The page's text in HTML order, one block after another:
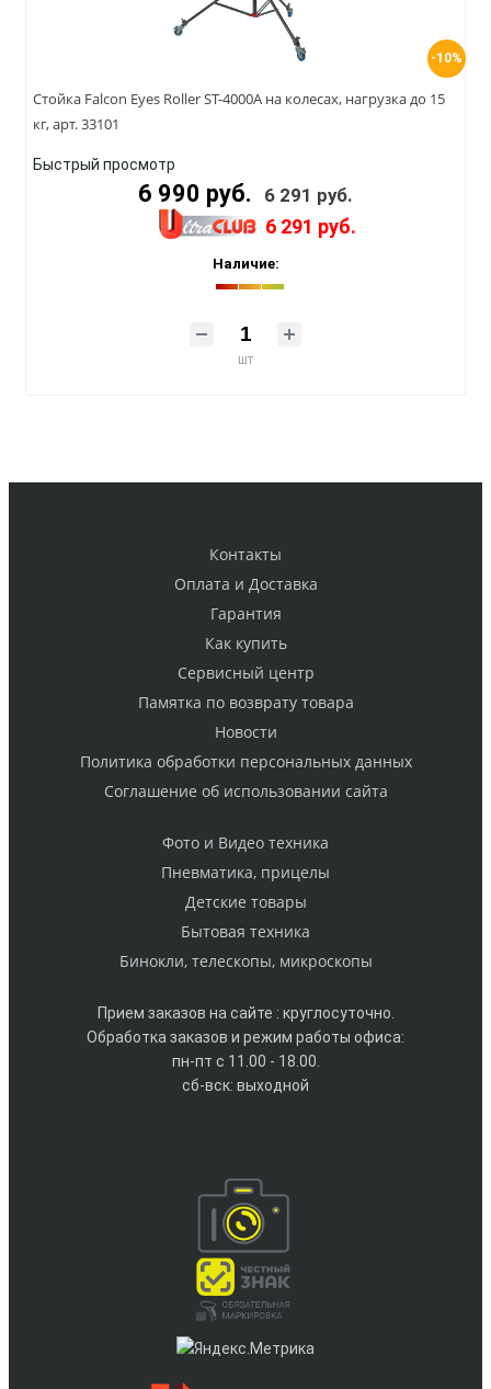
-10%
Стойка Falcon Eyes Roller ST-4000A на колесах, нагрузка до 15
кг, арт. 33101
Быстрый просмотр
6 990 руб. 6 291 руб.
6 291 руб.
Наличие:
шт
Контакты
Оплата и Доставка
Гарантия
Как купить
Cервисный центр
Памятка по возврату товара
Новости
Политика обработки персональных данных
Cоглашение об использовании сайта
Фото и Видео техника
Пневматика, прицелы
Детские товары
Бытовая техника
Бинокли, телескопы, микроскопы
Прием заказов на сайте : круглосуточно.
Обработка заказов и режим работы офиса:
пн-пт с 11.00 - 18.00.
сб-вск: выходной